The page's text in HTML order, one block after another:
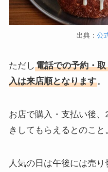
出典： 公
ただし 電話での予約・
入は来店順となります。
お店で購入・支払い後
きしてもらえるとのこと
人気の日は午後には売